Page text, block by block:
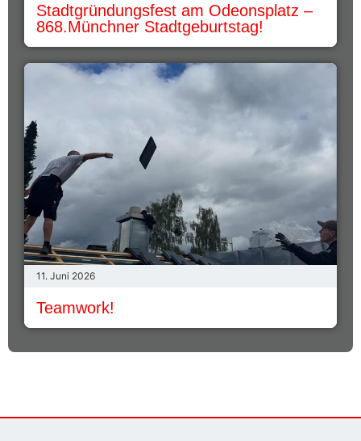
Stadtgründungsfest am Odeonsplatz –
868.Münchner Stadtgeburtstag!
11. Juni 2026
Teamwork!